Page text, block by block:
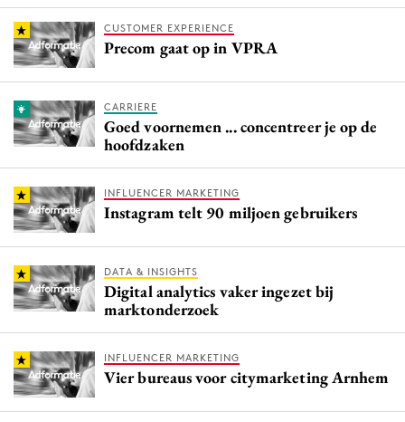
CUSTOMER EXPERIENCE
Precom gaat op in VPRA
CARRIERE
Goed voornemen ... concentreer je op de
hoofdzaken
INFLUENCER MARKETING
Instagram telt 90 miljoen gebruikers
DATA & INSIGHTS
Digital analytics vaker ingezet bij
marktonderzoek
INFLUENCER MARKETING
Vier bureaus voor citymarketing Arnhem